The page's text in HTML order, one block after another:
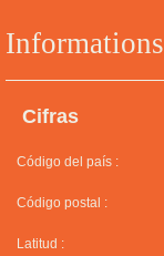
Informations
Cifras
Código del país :
Código postal :
Latitud :